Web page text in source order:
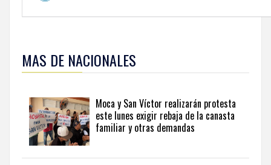
esta
información
seguir
actualidad
del
país
desde
MAS DE NACIONALES
Moca y San Víctor realizarán protesta
este lunes exigir rebaja de la canasta
familiar y otras demandas